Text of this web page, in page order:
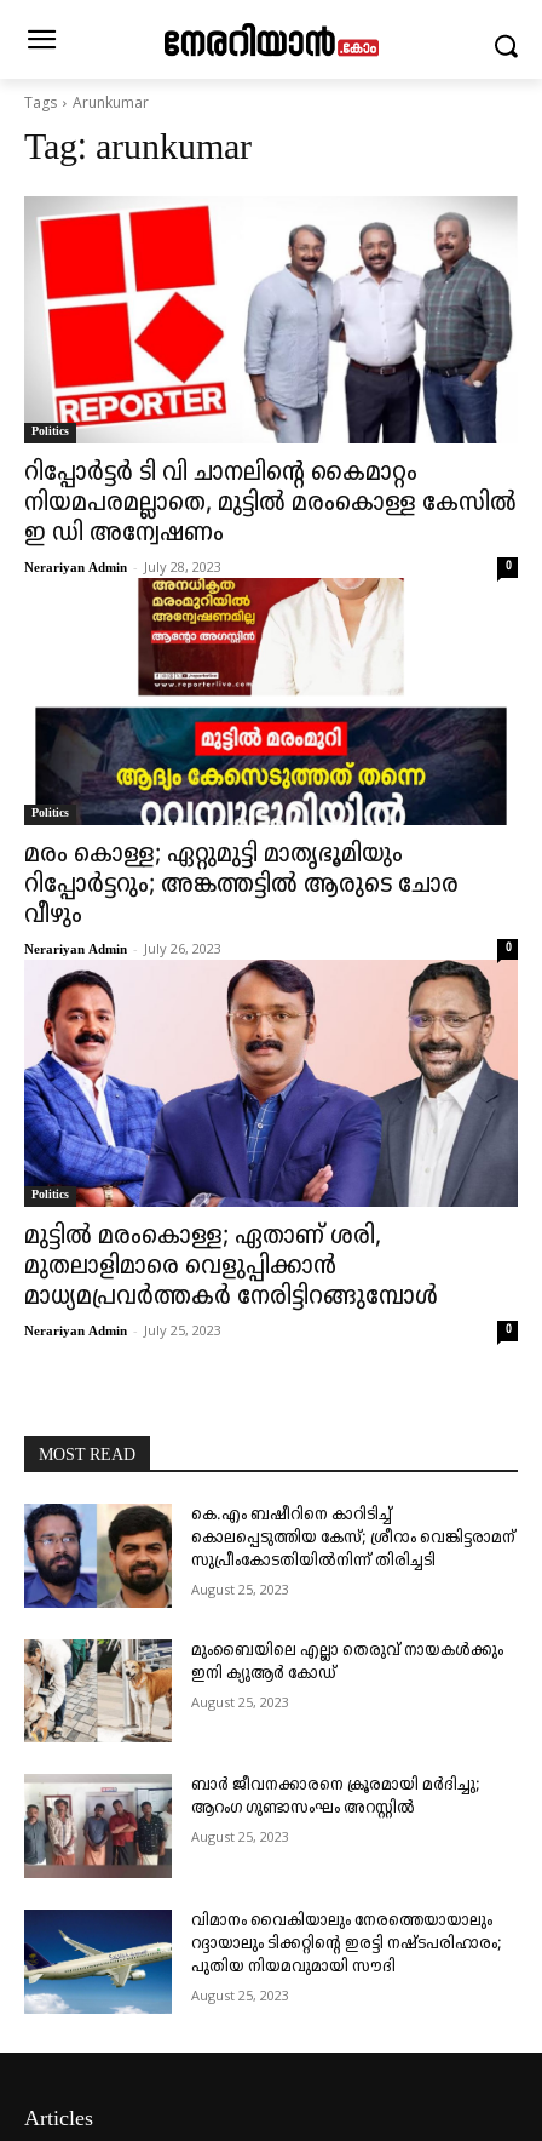
Tags Arunkumar
Tag: arunkumar
Politics
റിപ്പോർട്ടർ ടി വി ചാനലിന്റെ കൈമാറ്റം
നിയമപരമല്ലാതെ, മുട്ടിൽ മരംകൊള്ള കേസിൽ
ഇ ഡി അന്വേഷണം
Nerariyan Admin - July 28, 2023 0
Politics
മരം കൊള്ള; ഏറ്റുമുട്ടി മാതൃഭൂമിയും
റിപ്പോർട്ട‍റും; അങ്കത്തട്ടിൽ ആരുടെ ചോര
വീഴും
Nerariyan Admin - July 26, 2023 0
Politics
മുട്ടിൽ മരംകൊള്ള; ഏതാണ് ശരി,
മുതലാളിമാരെ വെളുപ്പിക്കാൻ
മാധ്യമപ്രവർത്തകർ നേരിട്ടിറങ്ങുമ്പോൾ
Nerariyan Admin - July 25, 2023 0
MOST READ
കെ.എം ബഷീറിനെ കാറിടിച്ച്
കൊലപ്പെടുത്തിയ കേസ്; ശ്രീറാം വെങ്കിട്ടരാമന്
സുപ്രീംകോടതിയിൽനിന്ന് തിരിച്ചടി
August 25, 2023
മുംബൈയിലെ എല്ലാ തെരുവ് നായകൾക്കും
ഇനി ക്യുആർ കോഡ്
August 25, 2023
ബാർ ജീവനക്കാരനെ ക്രൂരമായി മർദിച്ചു;
ആറംഗ ഗുണ്ടാസംഘം അറസ്റ്റിൽ
August 25, 2023
വിമാനം വൈകിയാലും നേരത്തെയായാലും
റദ്ദായാലും ടിക്കറ്റിന്റെ ഇരട്ടി നഷ്ടപരിഹാരം;
പുതിയ നിയമവുമായി സൗദി
August 25, 2023
Articles